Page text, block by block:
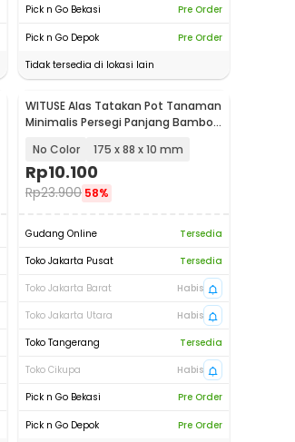
Pick n Go Bekasi
Pre Order
Pick n Go Depok
Pre Order
Tidak tersedia di lokasi lain
WITUSE Alas Tatakan Pot Tanaman
Minimalis Persegi Panjang Bamboo
No Color 175 x 88 x 10 mm
Rp10.100
Rp23.900 58%
Gudang Online
Tersedia
Toko Jakarta Pusat
Tersedia
Toko Jakarta Barat
Habis
Toko Jakarta Utara
Habis
Toko Tangerang
Tersedia
Toko Cikupa
Habis
Pick n Go Bekasi
Pre Order
Pick n Go Depok Pre Order